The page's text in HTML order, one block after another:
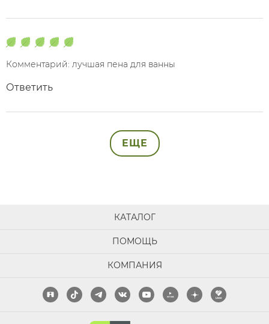
Комментарий: лучшая пена для ванны
Ответить
ЕЩЕ
КАТАЛОГ
ПОМОЩЬ
КОМПАНИЯ